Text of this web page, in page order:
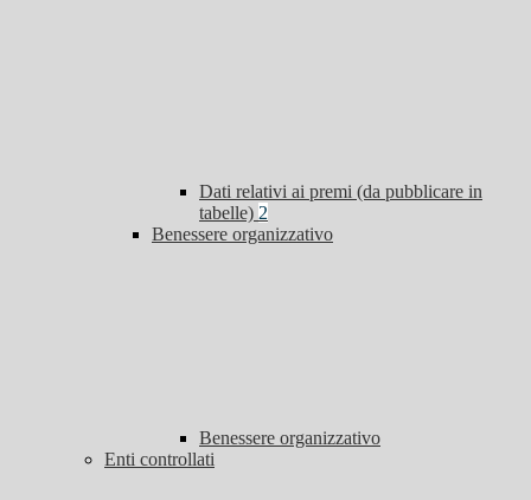
Dati relativi ai premi (da pubblicare in
tabelle) 2
Benessere organizzativo
Benessere organizzativo
Enti controllati